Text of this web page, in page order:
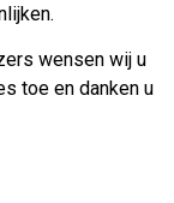
wensen wij u
toe en danken u